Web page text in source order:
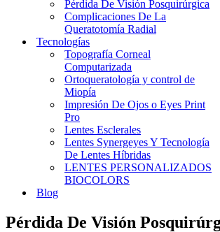
Pérdida De Visión Posquirúrgica
Complicaciones De La
Queratotomía Radial
Tecnologías
Topografía Corneal
Computarizada
Ortoqueratología y control de
Miopía
Impresión De Ojos o Eyes Print
Pro
Lentes Esclerales
Lentes Synergeyes Y Tecnología
De Lentes Híbridas
LENTES PERSONALIZADOS
BIOCOLORS
Blog
Pérdida De Visión